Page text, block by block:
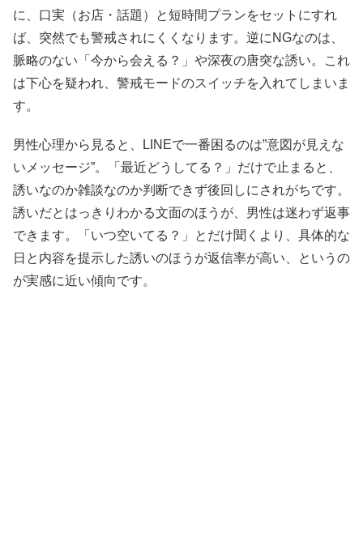
に、口実（お店・話題）と短時間プランをセットにすれ
ば、突然でも警戒されにくくなります。逆にNGなのは、
脈略のない「今から会える？」や深夜の唐突な誘い。これ
は下心を疑われ、警戒モードのスイッチを入れてしまいま
す。
男性心理から見ると、LINEで一番困るのは”意図が見えな
いメッセージ”。「最近どうしてる？」だけで止まると、
誘いなのか雑談なのか判断できず後回しにされがちです。
誘いだとはっきりわかる文面のほうが、男性は迷わず返事
できます。「いつ空いてる？」とだけ聞くより、具体的な
日と内容を提示した誘いのほうが返信率が高い、というの
が実感に近い傾向です。